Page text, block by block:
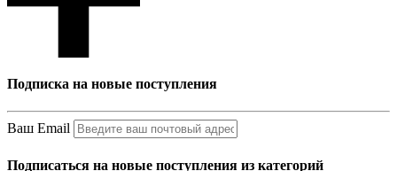
Подписка на новые поступления
Ваш Email
Подписаться на новые поступления из категорий